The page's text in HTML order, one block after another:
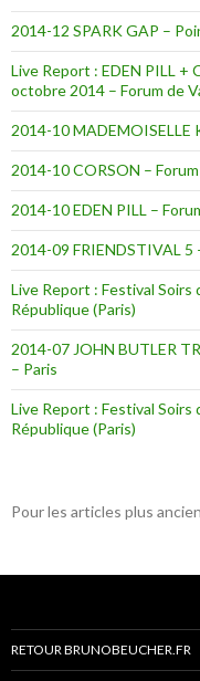
2014-12 SPARK GAP –
Live Report : EDEN PILL +
octobre 2014 – Forum de
2014-10 MADEMOISELLE
2014-10 CORSON –
2014-10 EDEN PILL –
2014-09 FRIENDSTIVAL 5
Live Report : Festival Soirs
République (Paris)
2014-07 JOHN BUTLER
– Paris
Live Report : Festival Soirs
République (Paris)
Pour les articles plus
RETOUR BRUNOBEUCHER.FR